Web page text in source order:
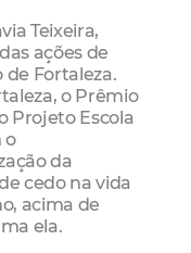
Teixeira,
ações de
de Fortaleza.
o Prêmio
Projeto Escola
o
da
cedo na vida
acima de
ela.